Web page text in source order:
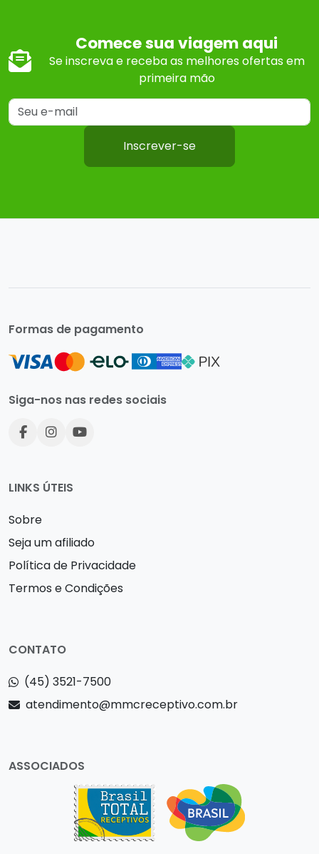
Comece sua viagem aqui
Se inscreva e receba as melhores ofertas em
primeira mão
Inscrever-se
Formas de pagamento
Siga-nos nas redes sociais
LINKS ÚTEIS
Sobre
Seja um afiliado
Política de Privacidade
Termos e Condições
CONTATO
(45) 3521-7500
atendimento@mmcreceptivo.com.br
ASSOCIADOS